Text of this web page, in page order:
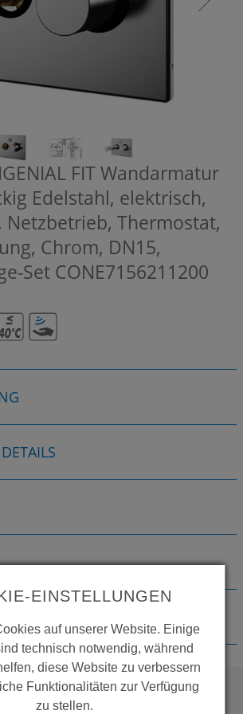
FIT Wandarmatur
Edelstahl, elektrisch,
Netzbetrieb, Thermostat,
Chrom, DN15,
Set CONE7156211200
EINSTELLUNGEN
auf unserer Website. Einige
technisch notwendig, während
diese Website zu verbessern
Funktionalitäten zur Verfügung
zu stellen.